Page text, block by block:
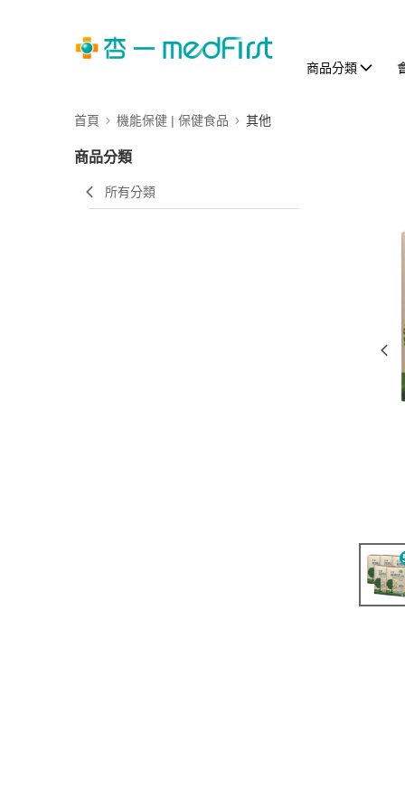
商品分類
首頁 機能保健 | 保健食品 其他
商品分類
所有分類